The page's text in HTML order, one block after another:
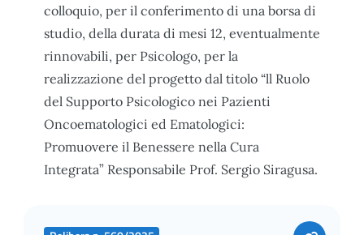
colloquio, per il conferimento di una borsa di
studio, della durata di mesi 12, eventualmente
rinnovabili, per Psicologo, per la
realizzazione del progetto dal titolo “ll Ruolo
del Supporto Psicologico nei Pazienti
Oncoematologici ed Ematologici:
Promuovere il Benessere nella Cura
Integrata” Responsabile Prof. Sergio Siragusa.